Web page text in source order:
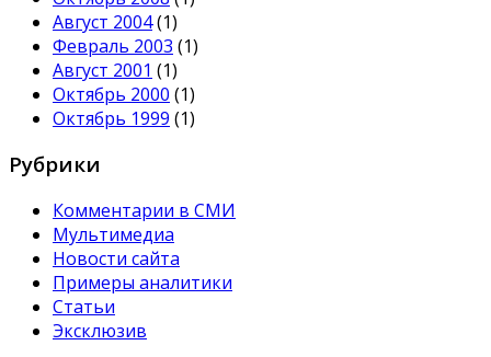
Август 2004(1)
Февраль 2003 (1)
Август 2001 (1)
Октябрь 2000 (1)
Октябрь 1999 (1)
Рубрики
Комментарии в СМИ
Мультимедиа
Новости сайта
Примеры аналитики
Статьи
Эксклюзив